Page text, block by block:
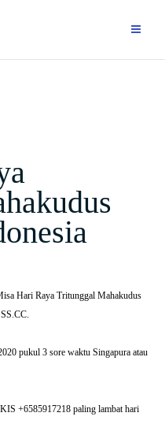
Hari Raya Tritunggal Mahakudus
pukul 3 sore waktu Singapura atau
+6585917218 paling lambat hari